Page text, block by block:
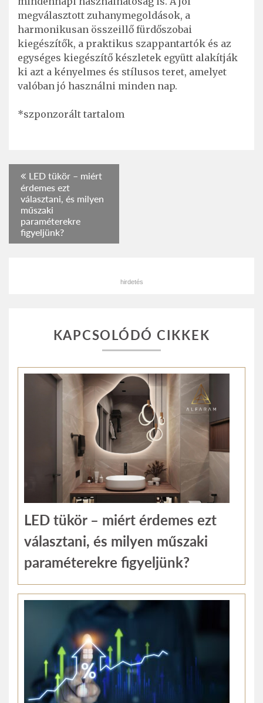
megválasztott zuhanymegoldások, a
harmonikusan összeillő fürdőszobai
kiegészítők, a praktikus szappantartók és az
egységes kiegészítő készletek együtt alakítják
ki azt a kényelmes és stílusos teret, amelyet
valóban jó használni minden nap.
*szponzorált tartalom
Bejegyzés
navigáció
LED tükör – miért
érdemes ezt
választani, és milyen
műszaki
paraméterekre
figyeljünk?
hirdetés
KAPCSOLÓDÓ CIKKEK
LED tükör – miért érdemes ezt
választani, és milyen műszaki
paraméterekre figyeljünk?